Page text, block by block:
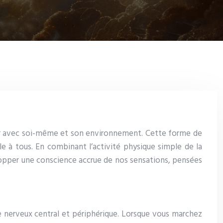
soi-même et son environnement. Cette forme de
à tous. En combinant l’activité physique simple de la
une conscience accrue de nos sensations, pensées
central et périphérique. Lorsque vous marchez